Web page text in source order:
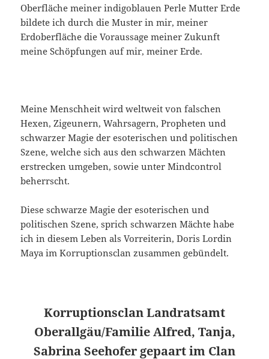
Oberfläche meiner indigoblauen Perle Mutter Erde
bildete ich durch die Muster in mir, meiner
Erdoberfläche die Voraussage meiner Zukunft
meine Schöpfungen auf mir, meiner Erde.
Meine Menschheit wird weltweit von falschen
Hexen, Zigeunern, Wahrsagern, Propheten und
schwarzer Magie der esoterischen und politischen
Szene, welche sich aus den schwarzen Mächten
erstrecken umgeben, sowie unter Mindcontrol
beherrscht.
Diese schwarze Magie der esoterischen und
politischen Szene, sprich schwarzen Mächte habe
ich in diesem Leben als Vorreiterin, Doris Lordin
Maya im Korruptionsclan zusammen gebündelt.
Korruptionsclan Landratsamt
Oberallgäu/Familie Alfred, Tanja,
Sabrina Seehofer gepaart im Clan